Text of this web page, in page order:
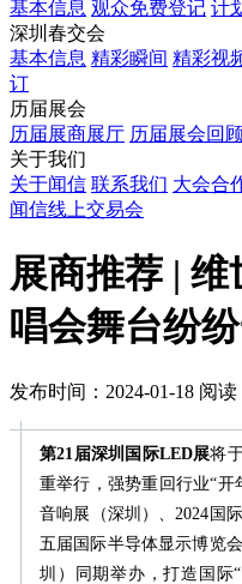
基本信息 观众免费登记 计
深圳春交会
基本信息 精彩瞬间 精彩视
订
历届展会
历届展商展厅 历届展会回
关于我们
关于闻信 联系我们 大会合
闻信线上交易会
展商推荐 |
唱会舞台纷
发布时间：2024-01-18 阅读
第21届深圳国际LED展将
重举行，强势重回行业“开
音响展（深圳）、2024国
五届国际半导体显示博览
圳）同期举办，打造国际